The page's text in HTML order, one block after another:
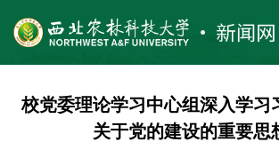
校党委理论学习中心组深入学习
关于党的建设的重要思